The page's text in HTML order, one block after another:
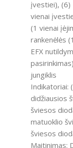
įvestiei), (6)
vienai
(1 vienai
rankenėlės
EFX
jungiklis
Indikatoriai:
didžiausios
šviesos
matuoklio
šviesos
Maitinimas: